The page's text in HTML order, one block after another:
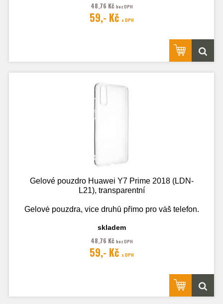
Fotografie je pouze ilustrační.
48,76 Kč bez DPH
59,- Kč s DPH
Gelové pouzdro Huawei Y7 Prime 2018 (LDN-
L21), transparentní
Gelové pouzdra, více druhů přímo pro váš telefon.
Fotografie je pouze ilustrační.
skladem
48,76 Kč bez DPH
59,- Kč s DPH